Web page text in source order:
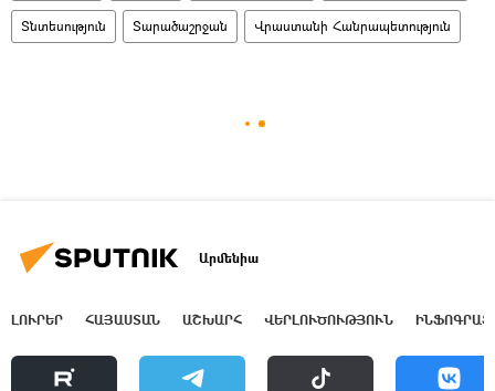
Տնտեսություն Տարածաշրջան Վրաստանի Հանրապետություն
Արմենիա
ԼՈՒՐԵՐ ՀԱՅԱՍՏԱՆ ԱՇԽԱՐՀ ՎԵՐԼՈՒԾՈՒԹՅՈՒՆ